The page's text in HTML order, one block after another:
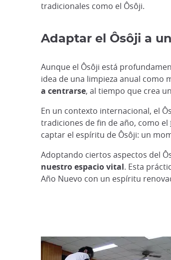
tradicionales como el Ôsôji.
Adaptar el Ôsôji a
Aunque el Ôsôji está
idea de una limpieza anual como
a centrarse, al tiempo que crea
En un contexto internacional, el
tradiciones de fin de año, como el
captar el espíritu de Ôsôji: un
Adoptando ciertos aspectos del
nuestro espacio vital. Esta
Año Nuevo con un espíritu